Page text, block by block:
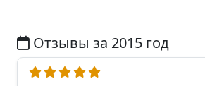
Отзывы за 2015 год